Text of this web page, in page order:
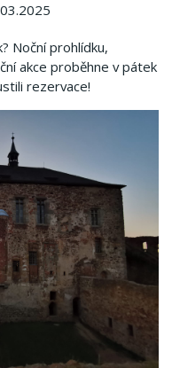
Noční prohlídku,
akce proběhne v pátek
rezervace!